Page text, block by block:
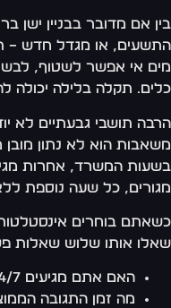
אם מדובר בבניין ישן
או מגדל חדש –
אי אפשר לשטוף,
תקלה בלילה יכולה
תושבי גבעתיים לא
הוא לא נתון מובן
המשרד, אחרות
כל שעה נוספת
בוחרים אינסטלטור
אותו שלוש שאלות
האם אתם מגיעים 24/7, כולל שבתות וחגים?
מה זמן התגובה